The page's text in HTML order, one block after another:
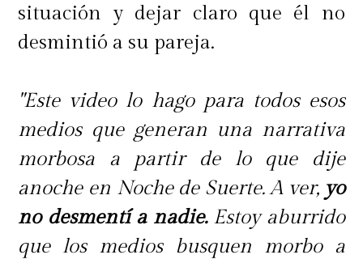
situación y dejar claro que él no
desmintió a su pareja.
"Este video lo hago para todos esos
medios que generan una narrativa
morbosa a partir de lo que dije
anoche en Noche de Suerte. A ver, yo
no desmentí a nadie.Estoy aburrido
que los medios busquen morbo a